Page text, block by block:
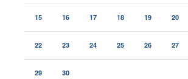
15 16 17 18 19 20
22 23 24 25 26 27
29 30